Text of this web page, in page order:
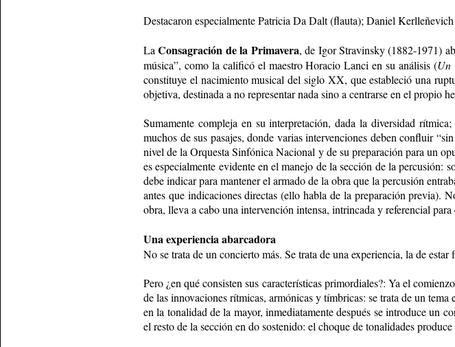
Destacaron especialmente Patricia Da Dalt (flauta); Daniel
LaConsagración de la Primavera, de Igor Stravinsky (1882-1971)
música”, como la calificó el maestro Horacio Lanci en su análisis (Un
constituye el nacimiento musical del siglo XX, que estableció una
objetiva, destinada a no representar nada sino a centrarse en el propio
Sumamente compleja en su interpretación, dada la diversidad
muchos de sus pasajes, donde varias intervenciones deben confluir
nivel de la Orquesta Sinfónica Nacional y de su preparación para un
es especialmente evidente en el manejo de la sección de la
debe indicar para mantener el armado de la obra que la percusión
antes que indicaciones directas (ello habla de la preparación previa).
obra, lleva a cabo una intervención intensa, intrincada y referencial
Una experiencia abarcadora
No se trata de un concierto más. Se trata de una experiencia, la de
Pero ¿en qué consisten sus características primordiales?: Ya el
de las innovaciones rítmicas, armónicas y tímbricas: se trata de un
en la tonalidad de la mayor, inmediatamente después se introduce un
el resto de la sección en do sostenido: el choque de tonalidades